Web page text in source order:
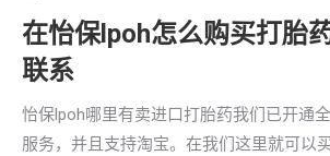
在怡保lpoh怎么购买打胎
联系
怡保lpoh哪里有卖进口打胎药我们已开通
服务，并且支持淘宝。在我们这里就可以